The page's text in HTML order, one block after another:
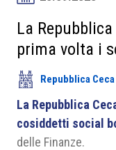
Soci
Partner
Progetti
Area riservata
La
prima volta i
Repubblica Ceca
La Repubblica
cosiddetti social
delle Finanze.